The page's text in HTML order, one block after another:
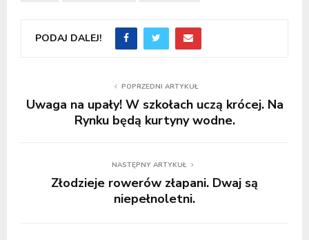
PODAJ DALEJ!
POPRZEDNI ARTYKUŁ
Uwaga na upały! W szkołach uczą krócej. Na
Rynku będą kurtyny wodne.
NASTĘPNY ARTYKUŁ
Złodzieje rowerów złapani. Dwaj są
niepełnoletni.